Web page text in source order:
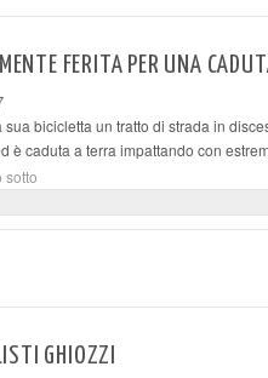
FERITA PER UNA
bicicletta un tratto di strada in
è caduta a terra impattando con
sotto
GHIOZZI